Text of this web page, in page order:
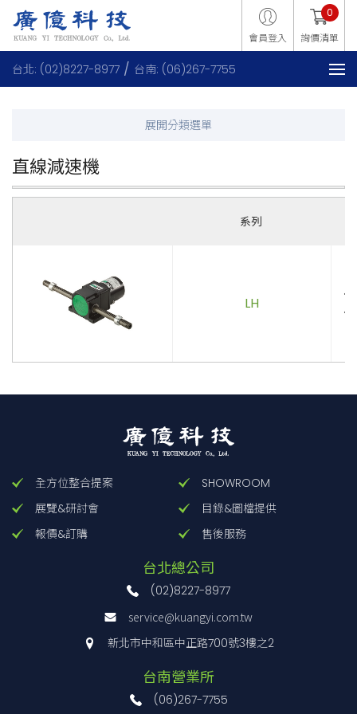
會員登入 詢價清單
0
台北: (02)8227-8977 台南: (06)267-7755
直線減速機
系列
LH
全方位整合提案
SHOWROOM
展覽&研討會
目錄&圖檔提供
報價&訂購
售後服務
台北總公司
(02)8227-8977
service@kuangyi.com.tw
新北市中和區中正路700號3樓之2
台南營業所
(06)267-7755